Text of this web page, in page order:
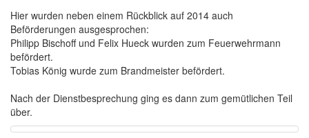
Hier wurden neben einem Rückblick auf 2014 auch
Beförderungen ausgesprochen:
Philipp Bischoff und Felix Hueck wurden zum Feuerwehrmann
befördert.
Tobias König wurde zum Brandmeister befördert.
Nach der Dienstbesprechung ging es dann zum gemütlichen Teil
über.